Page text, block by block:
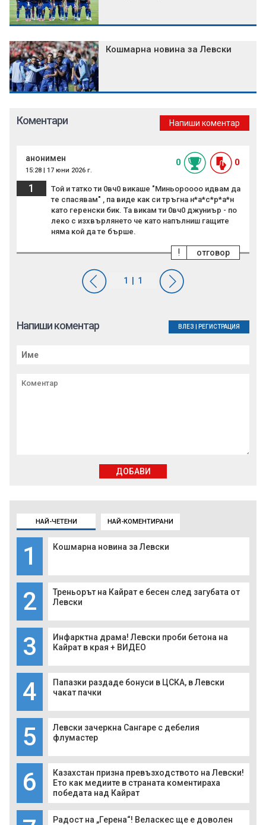
НАЙ-ЧЕТЕНИ НАЙ-КОМЕНТИРАНИ
1 Кошмарна новина за Левски
2
Треньорът на Кайрат е бесен след загубата от
Левски
3
Инфарктна драма! Левски проби бетона на
Кайрат в края + ВИДЕО
4
Папазки раздаде бонуси в ЦСКА, в Левски
чакат пачки
5
Левски зачеркна Сангаре с дебелия
флумастер
6
Казахстан призна превъзходството на Левски!
Ето как медиите в страната коментираха
победата над Кайрат
Радост на „Герена“! Веласкес ще е доволен
Кошмарна новина за Левски
Коментари Напиши коментар
анонимен
15:28 | 17 юни 2026 г.
0 0
1
Той и татко ти 0вч0 викаше "Миньороооо идвам да
те спасявам" , па виде как си тръгна н*а*с*р*а*н
като геренски бик. Та викам ти 0вч0 джуниър - по
леко с изхвърлянето че като напълниш гащите
няма кой да те бърше.
отговор
!
Напиши коментар ВЛЕЗ РЕГИСТРАЦИЯ
ДОБАВИ